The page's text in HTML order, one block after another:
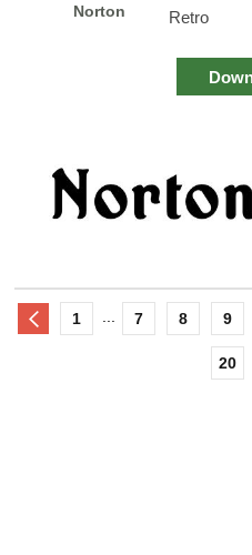
Norton Retro
1 7 8 9
20